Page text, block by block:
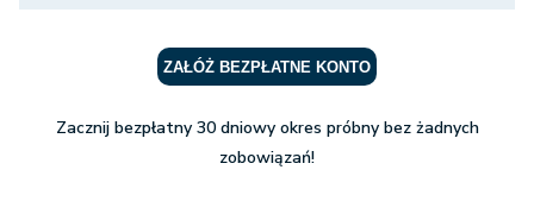
ZAŁÓŻ BEZPŁATNE KONTO
Zacznij bezpłatny 30 dniowy okres próbny bez żadnych
zobowiązań!